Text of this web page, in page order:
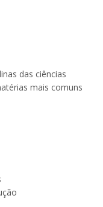
das ciências
mais comuns